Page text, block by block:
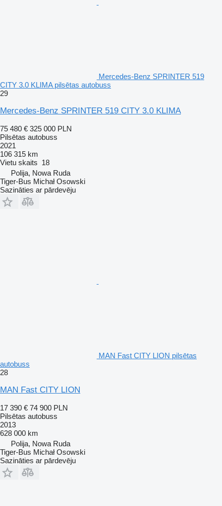
Mercedes-Benz SPRINTER 519
CITY 3.0 KLIMA pilsētas autobuss
29
Mercedes-Benz SPRINTER 519 CITY 3.0 KLIMA
75 480 € 325 000 PLN
Pilsētas autobuss
2021
106 315 km
Vietu skaits 18
Polija, Nowa Ruda
Tiger-Bus Michał Osowski
Sazināties ar pārdevēju
MAN Fast CITY LION pilsētas
autobuss
28
MAN Fast CITY LION
17 390 € 74 900 PLN
Pilsētas autobuss
2013
628 000 km
Polija, Nowa Ruda
Tiger-Bus Michał Osowski
Sazināties ar pārdevēju